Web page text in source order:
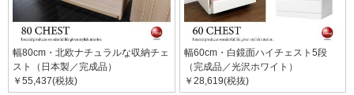
幅80cm・北欧ナチュラルな収納チェ
スト（日本製／完成品）
￥55,437(税抜)
幅60cm・白鏡面ハイチェスト5段
（完成品／光沢ホワイト）
￥28,619(税抜)